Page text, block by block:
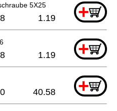
5X25 +
1.19
+
1.19
+
40.58